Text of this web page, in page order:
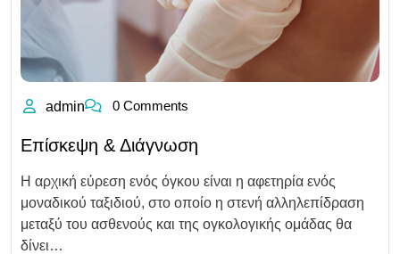
admin 0 Comments
Επίσκεψη & Διάγνωση
Η αρχική εύρεση ενός όγκου είναι η αφετηρία ενός
μοναδικού ταξιδιού, στο οποίο η στενή αλληλεπίδραση
μεταξύ του ασθενούς και της ογκολογικής ομάδας θα
δίνει…